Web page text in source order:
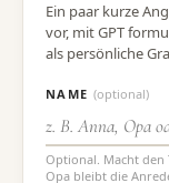
Ein paar kurze
vor, mit GPT
als persönliche
NAME (optional)
Optional. Macht den
Opa bleibt die